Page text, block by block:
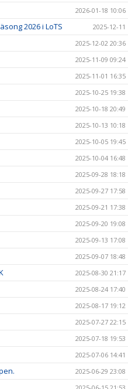
2026-01-18 10:06
2026 i LoTS 2025-12-11
2025-12-02 20:36
2025-11-09 09:24
2025-11-01 16:35
2025-10-25 19:38
2025-10-18 20:49
2025-10-13 10:18
2025-10-05 19:45
2025-10-04 16:48
2025-09-28 18:18
2025-09-27 17:58
2025-09-21 17:38
2025-09-20 19:08
2025-09-13 17:08
2025-09-07 18:48
2025-08-30 21:17
2025-08-24 17:40
2025-08-17 19:12
2025-07-27 22:15
2025-07-18 19:53
2025-07-06 14:41
2025-06-29 23:08